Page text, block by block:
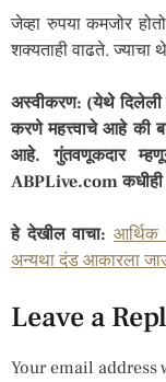
जेव्हा रुपया कमजोर
शक्यताही वाढते. ज्याचा
अस्वीकरण: (येथे दिलेली
करणे महत्त्वाचे आहे की
आहे. गुंतवणूकदार
ABPLive.com कधीही
हे देखील वाचा: आर्थिक
अन्यथा दंड आकारला
Leave a
Your email